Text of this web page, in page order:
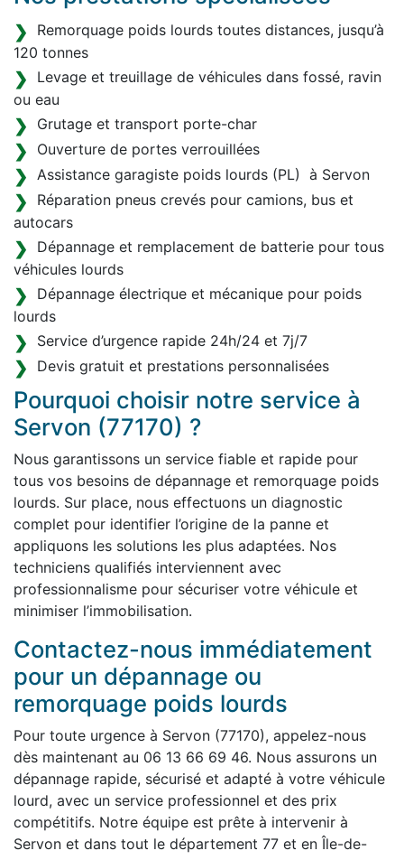
Remorquage poids lourds toutes distances, jusqu’à
120 tonnes
Levage et treuillage de véhicules dans fossé, ravin
ou eau
Grutage et transport porte-char
Ouverture de portes verrouillées
Assistance garagiste poids lourds (PL) à Servon
Réparation pneus crevés pour camions, bus et
autocars
Dépannage et remplacement de batterie pour tous
véhicules lourds
Dépannage électrique et mécanique pour poids
lourds
Service d’urgence rapide 24h/24 et 7j/7
Devis gratuit et prestations personnalisées
Pourquoi choisir notre service à
Servon (77170) ?
Nous garantissons un service fiable et rapide pour
tous vos besoins de dépannage et remorquage poids
lourds. Sur place, nous effectuons un diagnostic
complet pour identifier l’origine de la panne et
appliquons les solutions les plus adaptées. Nos
techniciens qualifiés interviennent avec
professionnalisme pour sécuriser votre véhicule et
minimiser l’immobilisation.
Contactez-nous immédiatement
pour un dépannage ou
remorquage poids lourds
Pour toute urgence à Servon (77170), appelez-nous
dès maintenant au 06 13 66 69 46. Nous assurons un
dépannage rapide, sécurisé et adapté à votre véhicule
lourd, avec un service professionnel et des prix
compétitifs. Notre équipe est prête à intervenir à
Servon et dans tout le département 77 et en Île-de-